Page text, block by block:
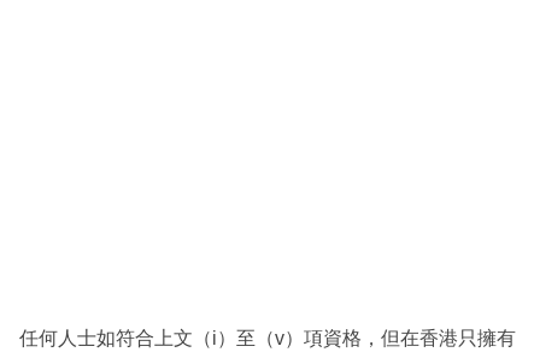
任何人士如符合上文（i）至（v）項資格，但在香港只擁有